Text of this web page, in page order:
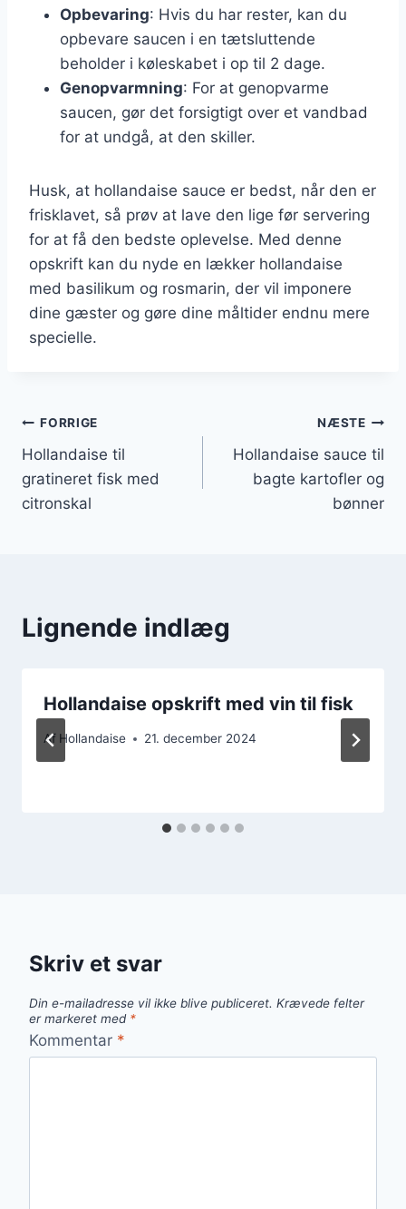
Opbevaring: Hvis du har rester, kan du
opbevare saucen i en tætsluttende
beholder i køleskabet i op til 2 dage.
Genopvarmning: For at genopvarme
saucen, gør det forsigtigt over et vandbad
for at undgå, at den skiller.
Husk, at hollandaise sauce er bedst, når den er
frisklavet, så prøv at lave den lige før servering
for at få den bedste oplevelse. Med denne
opskrift kan du nyde en lækker hollandaise
med basilikum og rosmarin, der vil imponere
dine gæster og gøre dine måltider endnu mere
specielle.
Indlægsnavigation
FORRIGE
Hollandaise til
gratineret fisk med
citronskal
NÆSTE
Hollandaise sauce til
bagte kartofler og
bønner
Lignende indlæg
Hollandaise opskrift med vin til fisk
Af Hollandaise 21. december 2024
Skriv et svar
Din e-mailadresse vil ikke blive publiceret. Krævede felter
er markeret med *
Kommentar *